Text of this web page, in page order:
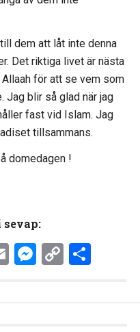
dem att låt inte denna
Det riktiga livet är nästa
Allaah för att se vem som
Jag blir så glad när jag
fast vid Islam. Jag
tillsammans.
domedagen !
sevap:
EmailCopy